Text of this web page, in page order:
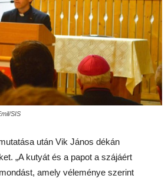
SIS
után Vik János dékán
„A kutyát és a papot a szájáért
amely véleménye szerint